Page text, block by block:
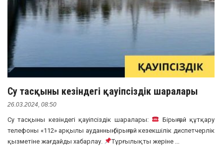
Су тасқыны кезіндегі қауіпсіздік шаралары
26.03.2024, 08:50
Су тасқыны кезіндегі қауіпсіздік шаралары:
Бірыңғай құтқару
телефоны «112» арқылы ауданның бірыңғай кезекшілік диспетчерлік
қызметіне жағдайды хабарлау.
Тұрғылықты жеріне ...